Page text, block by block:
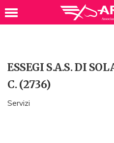
ESSEGI S.A.S. DI
C. (2736)
Servizi